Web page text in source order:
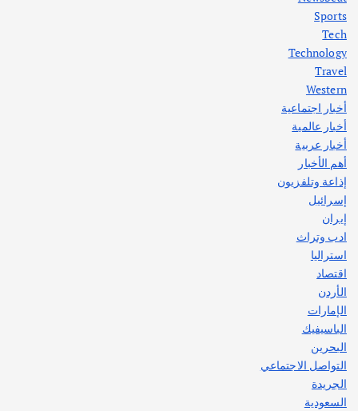
أهم الأخبار
اختتام ورشة السينوغرافيا في مدينة كلباء الاماراتية
أغسطس 3, 2026
Sports
Tech
Technology
Travel
Western
أخبار اجتماعية
أخبار عالمية
أخبار عربية
أهم الأخبار
إذاعة وتلفزيون
إسرائيل
إيران
ادب وتراث
استراليا
اقتصاد
الأردن
الإمارات
الباسيفيك
البحرين
التواصل الاجتماعي
الجريدة
السعودية